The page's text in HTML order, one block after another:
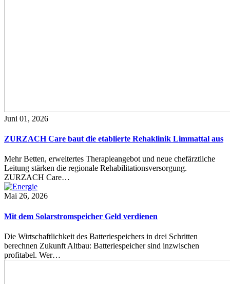
Juni 01, 2026
ZURZACH Care baut die etablierte Rehaklinik Limmattal aus
Mehr Betten, erweitertes Therapieangebot und neue chefärztliche
Leitung stärken die regionale Rehabilitationsversorgung.
ZURZACH Care…
Mai 26, 2026
Mit dem Solarstromspeicher Geld verdienen
Die Wirtschaftlichkeit des Batteriespeichers in drei Schritten
berechnen Zukunft Altbau: Batteriespeicher sind inzwischen
profitabel. Wer…